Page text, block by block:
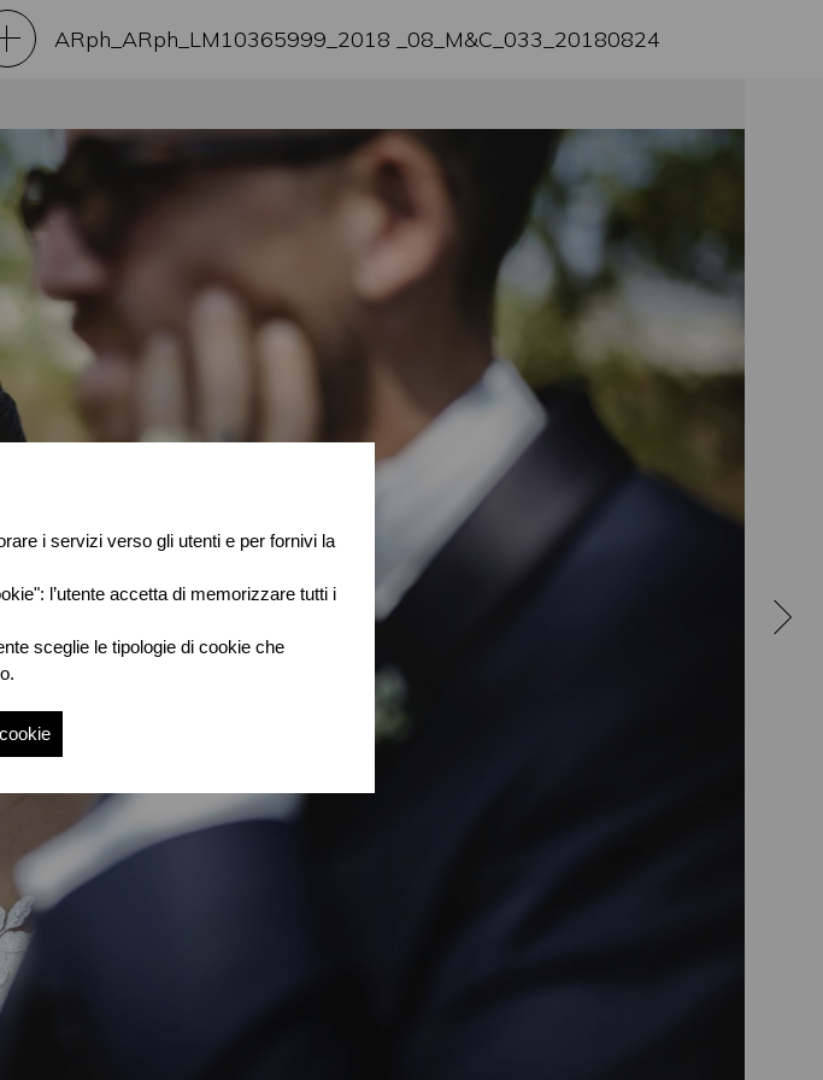
i servizi verso gli utenti e per fornivi la
l’utente accetta di memorizzare tutti i
sceglie le tipologie di cookie che
ARph_ARph_LM10365999_2018 _08_M&C_033_20180824